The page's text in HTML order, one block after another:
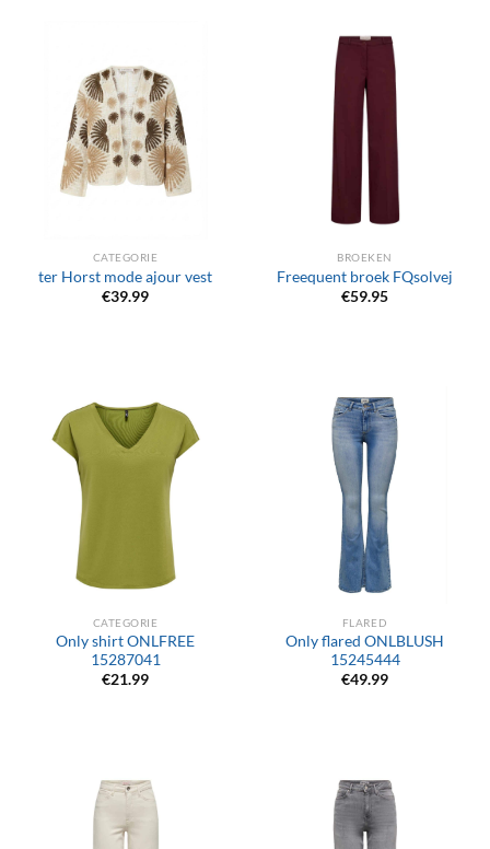
CATEGORIE
ter Horst mode ajour vest
€39.99
BROEKEN
Freequent broek FQsolvej
€59.95
CATEGORIE
Only shirt ONLFREE
15287041
€21.99
FLARED
Only flared ONLBLUSH
15245444
€49.99